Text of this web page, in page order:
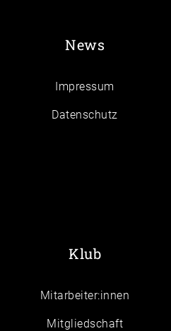
News
Impressum
Daten­schutz
Klub
Mitarbeiter:innen
Mitgliedschaft